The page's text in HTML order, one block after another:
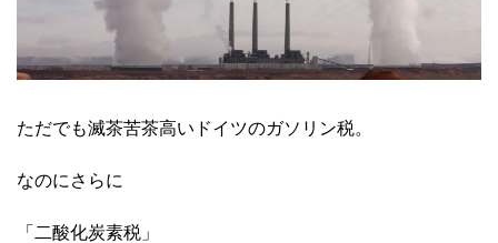
ただでも滅茶苦茶高いドイツのガソリン税。
なのにさらに
「二酸化炭素税」